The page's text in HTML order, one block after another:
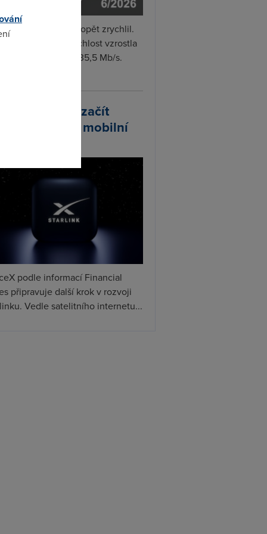
internet v červnu opět zrychlil.
naměřená rychlost vzrostla
o 4 % na 35,5 Mb/s.
plánuje začít
vlastní mobilní
podle informací Financial
připravuje další krok v rozvoji
Vedle satelitního internetu...